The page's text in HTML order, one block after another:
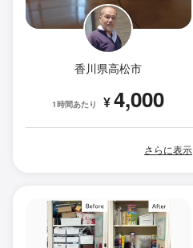
香川県高松市
1時間あたり ¥4,000
さらに表示